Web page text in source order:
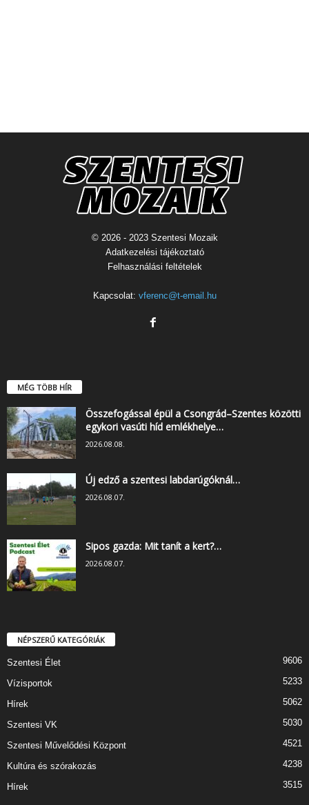
© 2026 - 2023 Szentesi Mozaik
Adatkezelési tájékoztató
Felhasználási feltételek
Kapcsolat: vferenc@t-email.hu
MÉG TÖBB HÍR
Összefogással épül a Csongrád–Szentes közötti
egykori vasúti híd emlékhelye…
2026.08.08.
Új edző a szentesi labdarúgóknál…
2026.08.07.
Sipos gazda: Mit tanít a kert?…
2026.08.07.
NÉPSZERŰ KATEGÓRIÁK
Szentesi Élet 9606
Vízisportok 5233
Hírek 5062
Szentesi VK 5030
Szentesi Művelődési Központ 4521
Kultúra és szórakozás 4238
Hírek 3515